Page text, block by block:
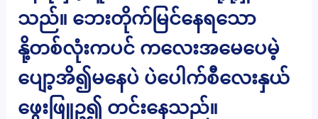
သည်။ ဘေးတိုက်မြင်နေရသော
နို့တစ်လုံးကပင် ကလေးအမေပေမဲ့
ပျော့အိ၍မနေပဲ ပဲပေါက်စီလေးနှယ်
ဖွေးဖြူဥ၍ တင်းနေသည်။